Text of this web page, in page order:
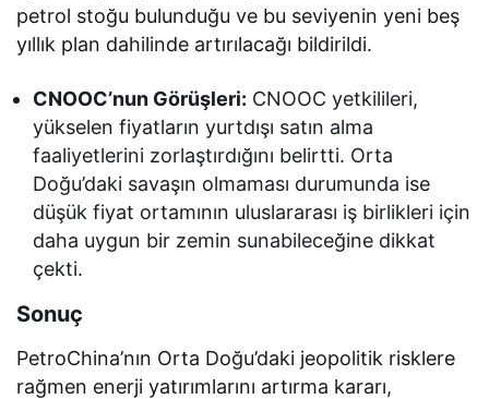
petrol stoğu bulunduğu ve bu seviyenin yeni beş
yıllık plan dahilinde artırılacağı bildirildi.
CNOOC’nun Görüşleri: CNOOC yetkilileri,
yükselen fiyatların yurtdışı satın alma
faaliyetlerini zorlaştırdığını belirtti. Orta
Doğu’daki savaşın olmaması durumunda ise
düşük fiyat ortamının uluslararası iş birlikleri için
daha uygun bir zemin sunabileceğine dikkat
çekti.
Sonuç
PetroChina’nın Orta Doğu’daki jeopolitik risklere
rağmen enerji yatırımlarını artırma kararı,